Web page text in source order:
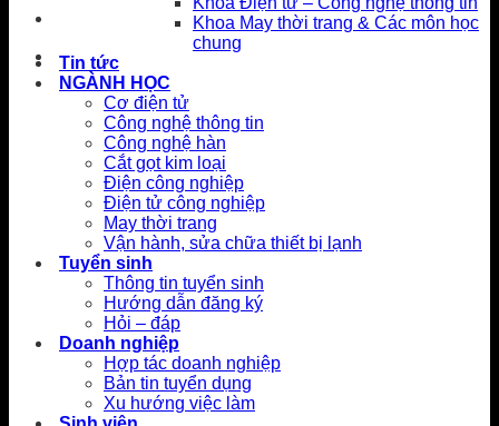
Khoa May thời trang & Các môn học
chung
Tin tức
NGÀNH HỌC
Cơ điện tử
Công nghệ thông tin
Công nghệ hàn
Cắt gọt kim loại
Điện công nghiệp
Điện tử công nghiệp
May thời trang
Vận hành, sửa chữa thiết bị lạnh
Tuyển sinh
Thông tin tuyển sinh
Hướng dẫn đăng ký
Hỏi – đáp
Doanh nghiệp
Hợp tác doanh nghiệp
Bản tin tuyển dụng
Xu hướng việc làm